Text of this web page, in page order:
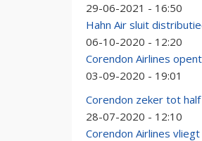
29-06-2021 - 16:50
Hahn Air sluit
06-10-2020 - 12:20
Corendon Airlines
03-09-2020 - 19:01
Corendon zeker tot
28-07-2020 - 12:10
Corendon Airlines